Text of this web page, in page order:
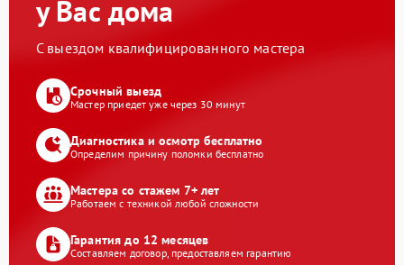
у Вас дома
С выездом квалифицированного мастера
Срочный выезд
Мастер приедет уже через 30 минут
Диагностика и осмотр бесплатно
Определим причину поломки бесплатно
Мастера со стажем 7+ лет
Работаем с техникой любой сложности
Гарантия до 12 месяцев
Составляем договор, предоставляем гарантию